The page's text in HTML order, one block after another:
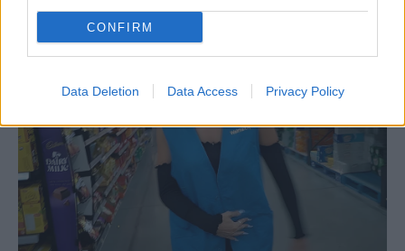
CONFIRM
Data Deletion Data Access Privacy Policy